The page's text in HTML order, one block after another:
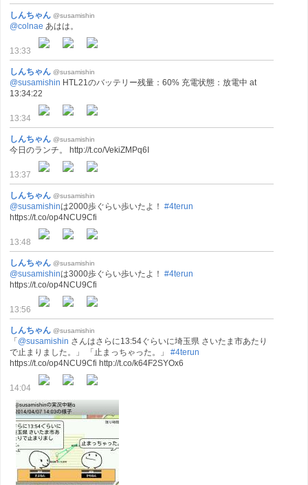
しんちゃん @susamishin
@colnae あはは。
13:33
しんちゃん @susamishin
@susamishin HTL21のバッテリー残量：60% 充電状態：放電中 at
13:34:22
13:34
しんちゃん @susamishin
今日のランチ。 http://t.co/VekiZMPq6I
13:37
しんちゃん @susamishin
@susamishinは2000歩ぐらい歩いたよ！ #4terun
https://t.co/op4NCU9Cfi
13:48
しんちゃん @susamishin
@susamishinは3000歩ぐらい歩いたよ！ #4terun
https://t.co/op4NCU9Cfi
13:56
しんちゃん @susamishin
「@susamishin さんはさらに13:54ぐらいに埼玉県 さいたま市あたり
で止まりました。」 「止まっちゃった。」 #4terun
https://t.co/op4NCU9Cfi http://t.co/k64F2SYOx6
14:04